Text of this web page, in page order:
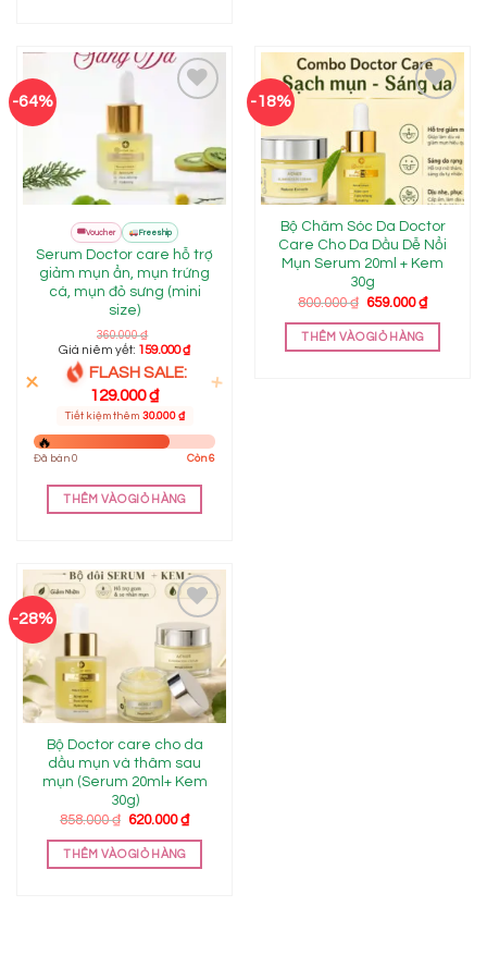
-64%
Add to
wishlist
FLASH
SALE
🎟Voucher Freeship
Serum Doctor care hỗ trợ
giảm mụn ẩn, mụn trứng
cá, mụn đỏ sưng (mini
size)
360.000₫
Giá niêm yết: 159.000₫
FLASH SALE:
129.000₫
Tiết kiệm thêm 30.000 ₫
Đã bán 0 Còn 6
THÊM VÀO GIỎ HÀNG
-18%
Add to
wishlist
Bộ Chăm Sóc Da Doctor
Care Cho Da Dầu Dễ Nổi
Mụn Serum 20ml + Kem
30g
800.000₫ Giá
là:
800.000 ₫.
659.000₫Giá
tại
THÊM VÀO GIỎ HÀNG
-28%
Add to
wishlist
Bộ Doctor care cho da
dầu mụn và thâm sau
mụn (Serum 20ml+ Kem
30g)
858.000₫ Giá
là:
858.000 ₫.
620.000₫Giá
THÊM VÀO GIỎ HÀNG